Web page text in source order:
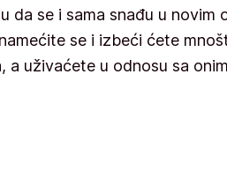
da se i sama snađu u novim
se i izbeći ćete
a uživaćete u odnosu sa